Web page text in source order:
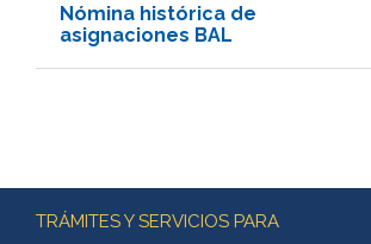
Nómina histórica de
asignaciones BAL
Más información
TRÁMITES Y SERVICIOS PARA